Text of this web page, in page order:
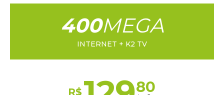
400MEGA
INTERNET + K2 TV​
R$ 80